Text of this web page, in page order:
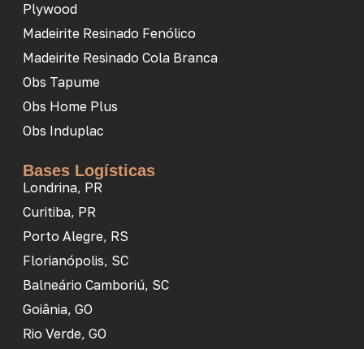
Plywood
Madeirite Resinado Fenólico
Madeirite Resinado Cola Branca
Obs Tapume
Obs Home Plus
Obs Induplac
Bases Logísticas
Londrina, PR
Curitiba, PR
Porto Alegre, RS
Florianópolis, SC
Balneário Camboriú, SC
Goiânia, GO
Rio Verde, GO